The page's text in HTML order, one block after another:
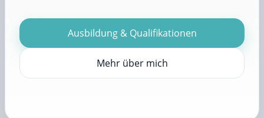
Ausbildung & Qualifikationen
Mehr über mich